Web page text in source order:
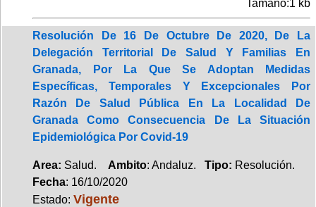
Tamaño:1 kb
Resolución De 16 De Octubre De 2020, De La
Delegación Territorial De Salud Y Familias En
Granada, Por La Que Se Adoptan Medidas
Específicas, Temporales Y Excepcionales Por
Razón De Salud Pública En La Localidad De
Granada Como Consecuencia De La Situación
Epidemiológica Por Covid-19
Area: Salud. Ambito: Andaluz. Tipo: Resolución.
Fecha: 16/10/2020
Estado: Vigente